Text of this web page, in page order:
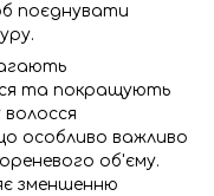
поєднувати
та покращують
волосся
особливо важливо
об'єму.
зменшенню